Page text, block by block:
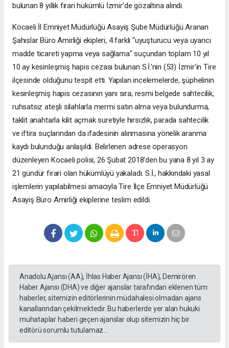
bulunan 8 yıllık firari hükümlü İzmir'de gözaltına alındı.
Kocaeli İl Emniyet Müdürlüğü Asayiş Şube Müdürlüğü Aranan
Şahıslar Büro Amirliği ekipleri, 4 farklı "uyuşturucu veya uyarıcı
madde ticareti yapma veya sağlama" suçundan toplam 10 yıl
10 ay kesinleşmiş hapis cezası bulunan S.İ.'nin (53) İzmir'in Tire
ilçesinde olduğunu tespit etti. Yapılan incelemelerde, şüphelinin
kesinleşmiş hapis cezasının yanı sıra; resmi belgede sahtecilik,
ruhsatsız ateşli silahlarla mermi satın alma veya bulundurma,
taklit anahtarla kilit açmak suretiyle hırsızlık, parada sahtecilik
ve iftira suçlarından da ifadesinin alınmasına yönelik aranma
kaydı bulunduğu anlaşıldı. Belirlenen adrese operasyon
düzenleyen Kocaeli polisi, 26 Şubat 2018'den bu yana 8 yıl 3 ay
21 gündür firari olan hükümlüyü yakaladı. S.İ., hakkındaki yasal
işlemlerin yapılabilmesi amacıyla Tire İlçe Emniyet Müdürlüğü
Asayiş Büro Amirliği ekiplerine teslim edildi.
Anadolu Ajansı (AA), İhlas Haber Ajansı (İHA), Demirören
Haber Ajansı (DHA) ve diğer ajanslar tarafından eklenen tüm
haberler, sitemizin editörlerinin müdahalesi olmadan ajans
kanallarından çekilmektedir. Bu haberlerde yer alan hukuki
muhataplar haberi geçen ajanslar olup sitemizin hiç bir
editörü sorumlu tutulamaz...